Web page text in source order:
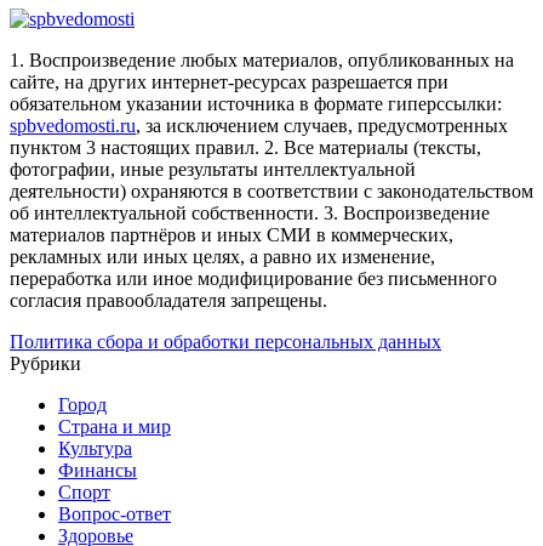
1. Воспроизведение любых материалов, опубликованных на
сайте, на других интернет-ресурсах разрешается при
обязательном указании источника в формате гиперссылки:
spbvedomosti.ru, за исключением случаев, предусмотренных
пунктом 3 настоящих правил. 2. Все материалы (тексты,
фотографии, иные результаты интеллектуальной
деятельности) охраняются в соответствии с законодательством
об интеллектуальной собственности. 3. Воспроизведение
материалов партнёров и иных СМИ в коммерческих,
рекламных или иных целях, а равно их изменение,
переработка или иное модифицирование без письменного
согласия правообладателя запрещены.
Политика сбора и обработки персональных данных
Рубрики
Город
Страна и мир
Культура
Финансы
Спорт
Вопрос-ответ
Здоровье